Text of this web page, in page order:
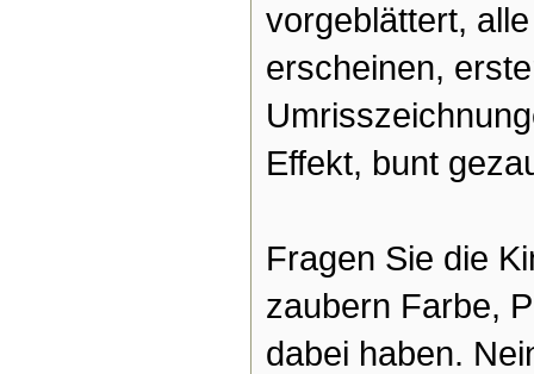
vorgeblättert,
erscheinen,
Effekt, bunt
Fragen Sie die
zaubern Farbe,
dabei haben.